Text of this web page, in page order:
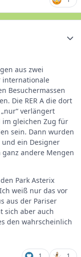
aus zwei
internationale
Besuchermassen
Die RER A die dort
verlängert
im gleichen Zug für
sein. Dann wurden
und ein Designer
andere Mengen
Park Asterix
weiß nur das vor
aus der Pariser
sich aber auch
den wahrscheinlich